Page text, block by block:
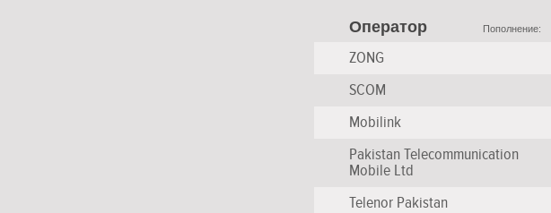
Оператор Пополнение:
ZONG
SCOM
Mobilink
Pakistan Telecommunication
Mobile Ltd
Telenor Pakistan